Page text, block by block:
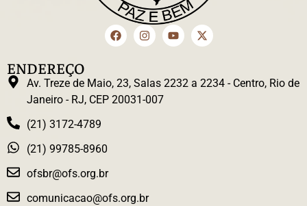
ENDEREÇO
Av. Treze de Maio, 23, Salas 2232 a 2234 - Centro, Rio de
Janeiro - RJ, CEP 20031-007
(21) 3172-4789
(21) 99785-8960
ofsbr@ofs.org.br
comunicacao@ofs.org.br